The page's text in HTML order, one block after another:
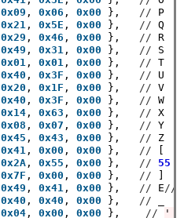
0x09 , 0x06 , 0x00 }, // P
0x21 , 0x5E , 0x00 }, // Q
0x29 , 0x46 , 0x00 }, // R
0x49 , 0x31 , 0x00 }, // S
0x01 , 0x01 , 0x00 }, // T
0x40 , 0x3F , 0x00 }, // U
0x20 , 0x1F , 0x00 }, // V
0x40 , 0x3F , 0x00 }, // W
0x14, 0x63 , 0x00 }, // X
0x08 , 0x07 , 0x00 }, // Y
0x45 , 0x43 , 0x00 }, // Z
0x41 , 0x00 , 0x00 }, //
0x2A, 0x55 , 0x00 }, //
55
0x7F , 0x00 , 0x00 }, //
0x49 , 0x41 , 0x00 }, // E //
0x40 , 0x40 , 0x00 }, //
0x04, 0x00 , 0x00 }, //